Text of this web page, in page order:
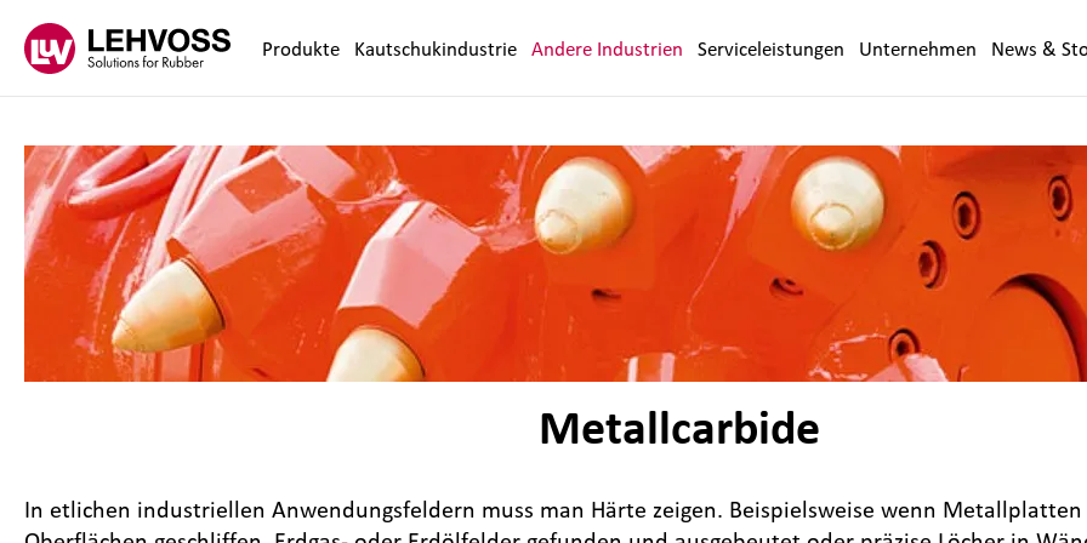
Produkte Kautschukindustrie Andere Industrien Serviceleistungen Unternehmen News &
Metallcarbide
In etlichen industriellen Anwendungsfeldern muss man Härte zeigen. Beispielsweise wenn